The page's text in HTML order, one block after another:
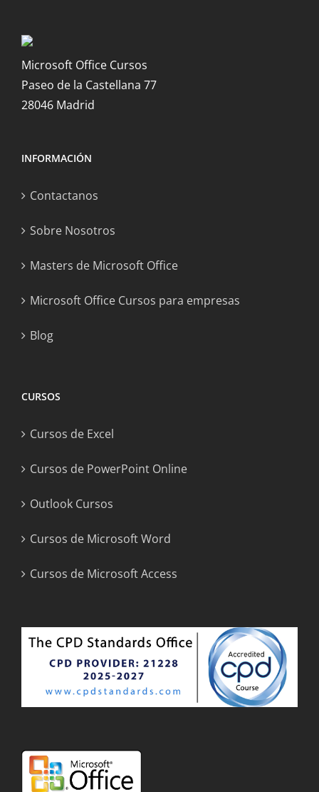
Microsoft Office Cursos
Paseo de la Castellana 77
28046 Madrid
INFORMACIÓN
Contactanos
Sobre Nosotros
Masters de Microsoft Office
Microsoft Office Cursos para empresas
Blog
CURSOS
Cursos de Excel
Cursos de PowerPoint Online
Outlook Cursos
Cursos de Microsoft Word
Cursos de Microsoft Access